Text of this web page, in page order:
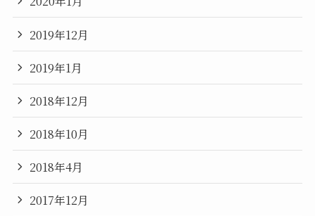
2019年12月
2019年1月
2018年12月
2018年10月
2018年4月
2017年12月